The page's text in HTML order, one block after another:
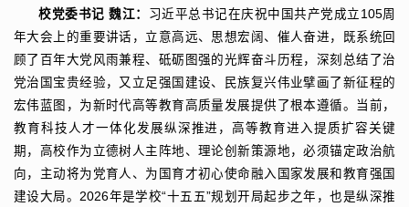
校党委书记 魏江： 习近平总书记在庆祝中国共产党成立105周
年大会上的重要讲话，立意高远、思想宏阔、催人奋进，既系统回
顾了百年大党风雨兼程、砥砺图强的光辉奋斗历程，深刻总结了治
党治国宝贵经验，又立足强国建设、民族复兴伟业擘画了新征程的
宏伟蓝图，为新时代高等教育高质量发展提供了根本遵循。当前，
教育科技人才一体化发展纵深推进，高等教育进入提质扩容关键
期，高校作为立德树人主阵地、理论创新策源地，必须锚定政治航
向，主动将为党育人、为国育才初心使命融入国家发展和教育强国
建设大局。2026年是学校“十五五”规划开局起步之年，也是纵深推